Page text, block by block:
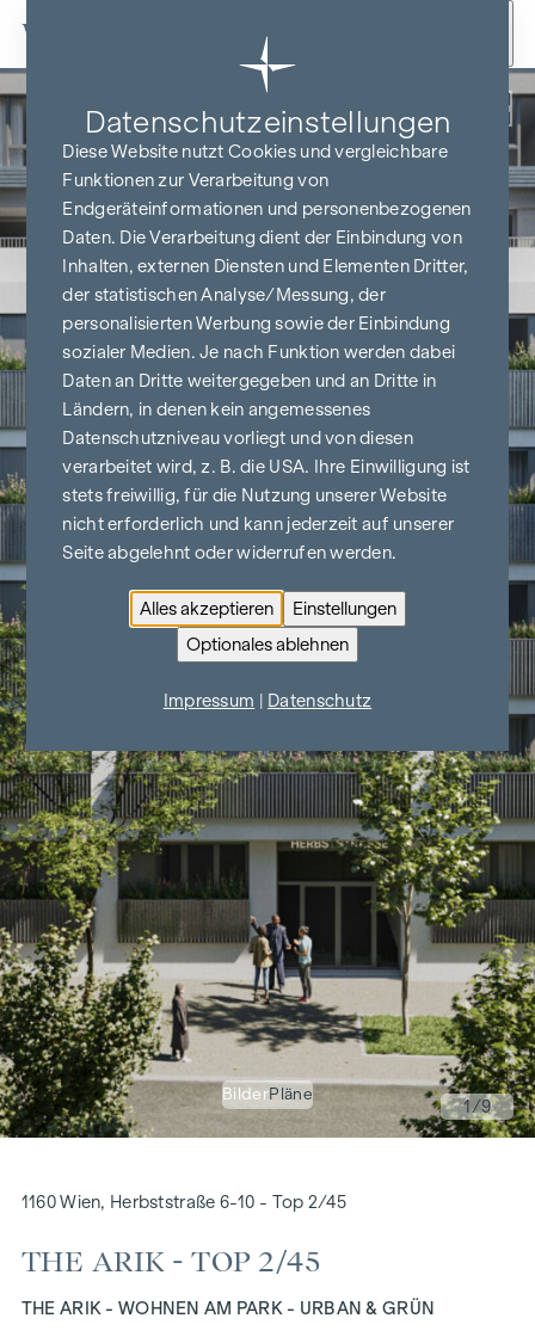
Zum Inhalt springen
Zurück
BilderPläne
1/9
1160 Wien, Herbststraße 6-10 - Top 2/45
THE ARIK - TOP 2/45
THE ARIK - WOHNEN AM PARK - URBAN & GRÜN
Datenschutz­einstellungen
Diese Website nutzt Cookies und vergleichbare
Funktionen zur Verarbeitung von
Endgeräteinformationen und personenbezogenen
Daten. Die Verarbeitung dient der Einbindung von
Inhalten, externen Diensten und Elementen Dritter,
der statistischen Analyse/Messung, der
personalisierten Werbung sowie der Einbindung
sozialer Medien. Je nach Funktion werden dabei
Daten an Dritte weitergegeben und an Dritte in
Ländern, in denen kein angemessenes
Datenschutzniveau vorliegt und von diesen
verarbeitet wird, z. B. die USA. Ihre Einwilligung ist
stets freiwillig, für die Nutzung unserer Website
nicht erforderlich und kann jederzeit auf unserer
Seite abgelehnt oder widerrufen werden.
Alles akzeptieren
Einstellungen
Optionales ablehnen
Impressum Datenschutz